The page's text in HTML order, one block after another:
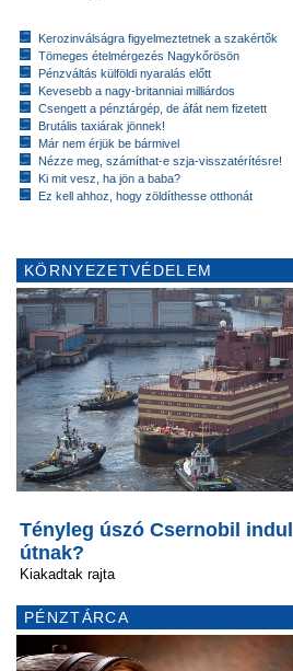
Kerozinválságra figyelmeztetnek a szakértők
Tömeges ételmérgezés Nagykőrösön
Pénzváltás külföldi nyaralás előtt
Kevesebb a nagy-britanniai milliárdos
Csengett a pénztárgép, de áfát nem fizetett
Brutális taxiárak jönnek!
Már nem érjük be bármivel
Nézze meg, számíthat-e szja-visszatérítésre!
Ki mit vesz, ha jön a baba?
Ez kell ahhoz, hogy zöldíthesse otthonát
KÖRNYEZETVÉDELEM
Tényleg úszó Csernobil indul
útnak?
Kiakadtak rajta
PÉNZTÁRCA